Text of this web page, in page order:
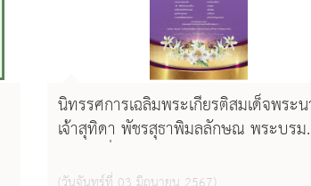
นิทรรศการเฉลิมพระเกียรติสมเด็จพระ
เจ้าสุทิดา พัชรสุธาพิมลลักษณ พระบรม
มิถุนายน